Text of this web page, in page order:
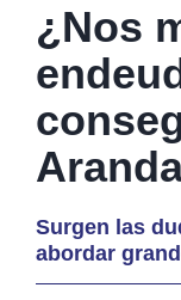
¿Nos
Surgen las
abordar